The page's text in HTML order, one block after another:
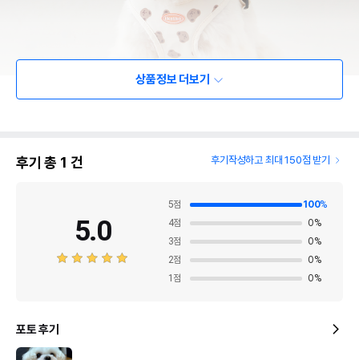
상품정보 더보기
후기 총 1 건 후기작성하고 최대 150점 받기
5.0
5점 100%
4점 0%
3점 0%
2점 0%
1 점 0%
포토 후기